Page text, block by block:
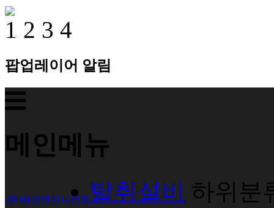
1 2 3 4
팝업레이어 알림
메인메뉴
(주)유성엔지니어링 탈취설비 하위분